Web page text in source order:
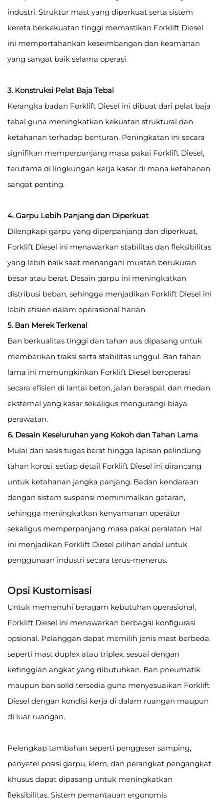
industri. Struktur mast yang diperkuat serta sistem
kereta berkekuatan tinggi memastikan Forklift Diesel
ini mempertahankan keseimbangan dan keamanan
yang sangat baik selama operasi.
3. Konstruksi Pelat Baja Tebal
Kerangka badan Forklift Diesel ini dibuat dari pelat baja
tebal guna meningkatkan kekuatan struktural dan
ketahanan terhadap benturan. Peningkatan ini secara
signifikan memperpanjang masa pakai Forklift Diesel,
terutama di lingkungan kerja kasar di mana ketahanan
sangat penting.
4. Garpu Lebih Panjang dan Diperkuat
Dilengkapi garpu yang diperpanjang dan diperkuat,
Forklift Diesel ini menawarkan stabilitas dan fleksibilitas
yang lebih baik saat menangani muatan berukuran
besar atau berat. Desain garpu ini meningkatkan
distribusi beban, sehingga menjadikan Forklift Diesel ini
lebih efisien dalam operasional harian.
5. Ban Merek Terkenal
Ban berkualitas tinggi dan tahan aus dipasang untuk
memberikan traksi serta stabilitas unggul. Ban tahan
lama ini memungkinkan Forklift Diesel beroperasi
secara efisien di lantai beton, jalan beraspal, dan medan
eksternal yang kasar sekaligus mengurangi biaya
perawatan.
6. Desain Keseluruhan yang Kokoh dan Tahan Lama
Mulai dari sasis tugas berat hingga lapisan pelindung
tahan korosi, setiap detail Forklift Diesel ini dirancang
untuk ketahanan jangka panjang. Badan kendaraan
dengan sistem suspensi meminimalkan getaran,
sehingga meningkatkan kenyamanan operator
sekaligus memperpanjang masa pakai peralatan. Hal
ini menjadikan Forklift Diesel pilihan andal untuk
penggunaan industri secara terus-menerus.
Opsi Kustomisasi
Untuk memenuhi beragam kebutuhan operasional,
Forklift Diesel ini menawarkan berbagai konfigurasi
opsional. Pelanggan dapat memilih jenis mast berbeda,
seperti mast duplex atau triplex, sesuai dengan
ketinggian angkat yang dibutuhkan. Ban pneumatik
maupun ban solid tersedia guna menyesuaikan Forklift
Diesel dengan kondisi kerja di dalam ruangan maupun
di luar ruangan.
Pelengkap tambahan seperti penggeser samping,
penyetel posisi garpu, klem, dan perangkat pengangkat
khusus dapat dipasang untuk meningkatkan
fleksibilitas. Sistem pemantauan ergonomis